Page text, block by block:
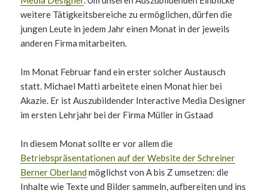
weitere Tätigkeitsbereiche zu ermöglichen, dürfen die
jungen Leute in jedem Jahr einen Monat in der jeweils
anderen Firma mitarbeiten.
Im Monat Februar fand ein erster solcher Austausch
statt. Michael Matti arbeitete einen Monat hier bei
Akazie. Er ist Auszubildender Interactive Media Designer
im ersten Lehrjahr bei der Firma Müller in Gstaad
In diesem Monat sollte er vor allem die
Betriebspräsentationen auf der Website der Schreiner
Berner Oberland möglichst von A bis Z umsetzen: die
Inhalte wie Texte und Bilder sammeln, aufbereiten und ins